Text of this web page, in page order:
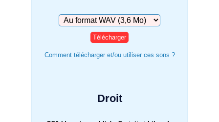
Télécharger
Comment télécharger et/ou utiliser ces sons ?
Droit